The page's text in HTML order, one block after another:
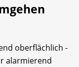
oberflächlich -
alarmierend